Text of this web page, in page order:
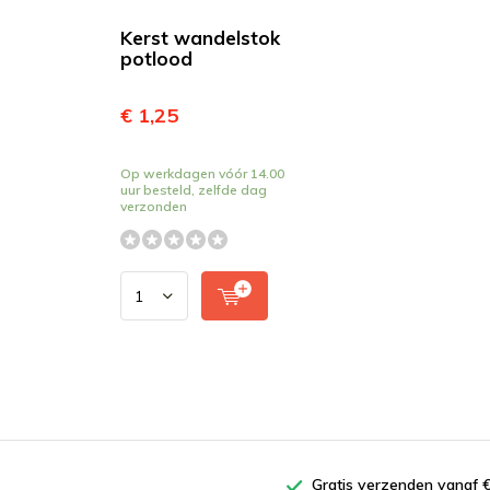
Kerst wandelstok
potlood
€ 1,25
Op werkdagen vóór 14.00
uur besteld, zelfde dag
verzonden
Gratis verzenden vanaf